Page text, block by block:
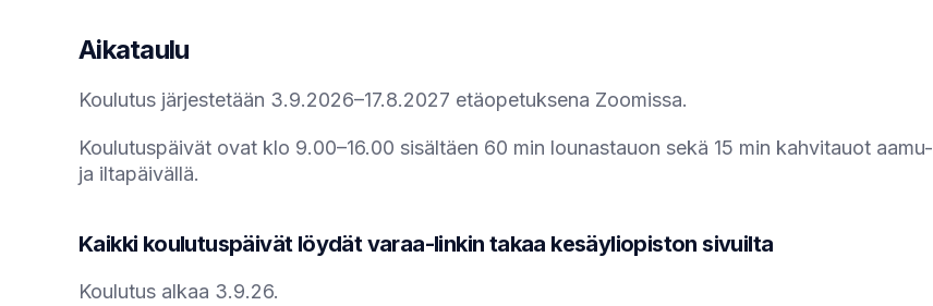
Aikataulu
Koulutus järjestetään 3.9.2026–17.8.2027 etäopetuksena Zoomissa.
Koulutuspäivät ovat klo 9.00–16.00 sisältäen 60 min lounastauon sekä 15 min kahvitauot aamu-
ja iltapäivällä.
Kaikki koulutuspäivät löydät varaa-linkin takaa kesäyliopiston sivuilta
Koulutus alkaa 3.9.26.